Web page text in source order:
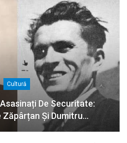
Cultură
De Securitate:
Zăpârțan Și Dumitru…